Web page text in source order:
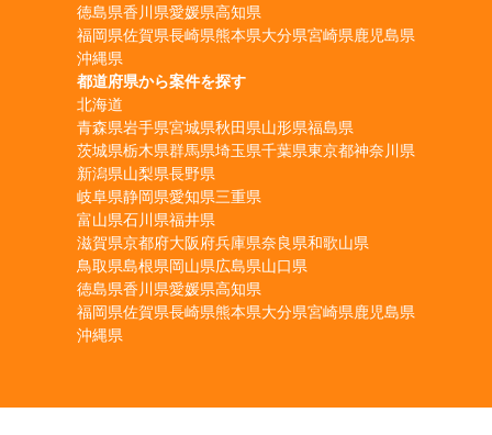
徳島県香川県愛媛県高知県
福岡県佐賀県長崎県熊本県大分県宮崎県鹿児島県
沖縄県
都道府県から案件を探す
北海道
青森県岩手県宮城県秋田県山形県福島県
茨城県栃木県群馬県埼玉県千葉県東京都神奈川県
新潟県山梨県長野県
岐阜県静岡県愛知県三重県
富山県石川県福井県
滋賀県京都府大阪府兵庫県奈良県和歌山県
鳥取県島根県岡山県広島県山口県
徳島県香川県愛媛県高知県
福岡県佐賀県長崎県熊本県大分県宮崎県鹿児島県
沖縄県